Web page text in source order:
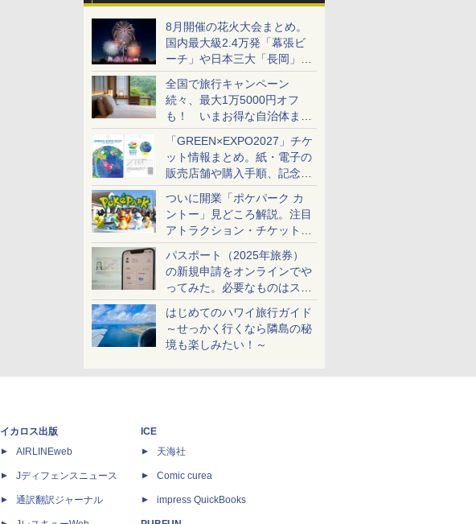
8月開催の花火大会まとめ。
国内最大級2.4万発「幕張ビ
ーチ」や日本三大「長岡」な
ど大型イベント目白押し！
全国で旅行キャンペーン
続々、最大1万5000円オフ
も！ いまお得な自治体まと
め
「GREEN×EXPO2027」チケ
ット情報まとめ。紙・電子の
販売店舗や購入手順、記念チ
ケットも解説
ついに開業「ポケパーク カ
ントー」見どころ解説。注目
アトラクション・チケット手
配・来場前に必要な準備は？
パスポート（2025年旅券）
の新規申請をオンラインでや
ってみた。必要なものはスマ
ホとマイナカードのみ
はじめてのハワイ旅行ガイド
～せっかく行くなら隣島の秘
境も楽しみたい！～
イカロス出版
AIRLINEweb
Jディフェンスニュース
通訳翻訳ジャーナル
ICE
天海社
Comic curea
impress QuickBooks